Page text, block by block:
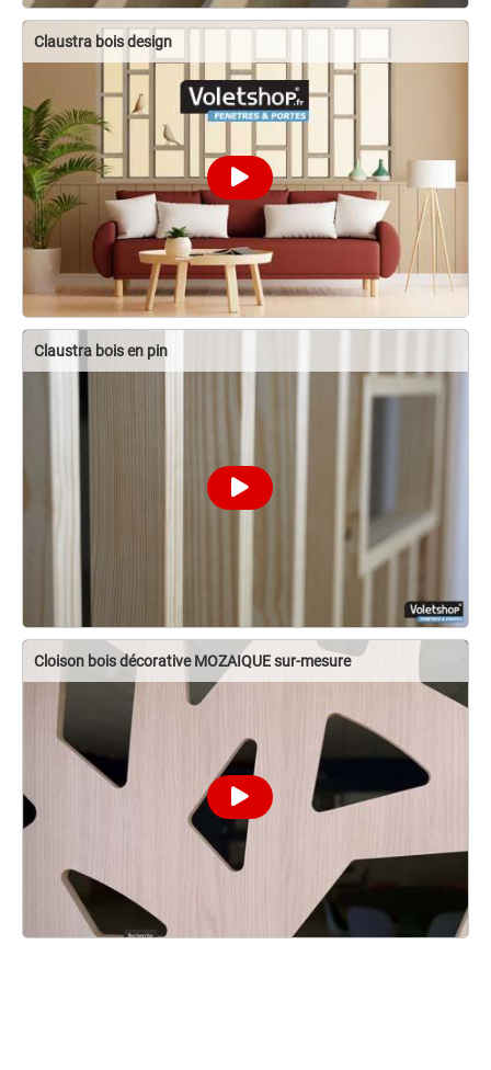
Claustra bois design
Claustra bois en pin
Cloison bois décorative MOZAIQUE sur-mesure